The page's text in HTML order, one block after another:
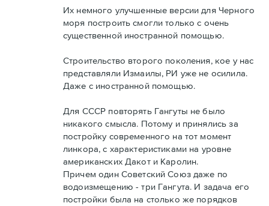
Их немного улучшенные версии для Черного
моря построить смогли только с очень
существенной иностранной помощью.
Строительство второго поколения, кое у нас
представляли Измаилы, РИ уже не осилила.
Даже с иностранной помощью.
Для СССР повторять Гангуты не было
никакого смысла. Потому и принялись за
постройку современного на тот момент
линкора, с характеристиками на уровне
американских Дакот и Каролин.
Причем один Советский Союз даже по
водоизмещению - три Гангута. И задача его
постройки была на столько же порядков